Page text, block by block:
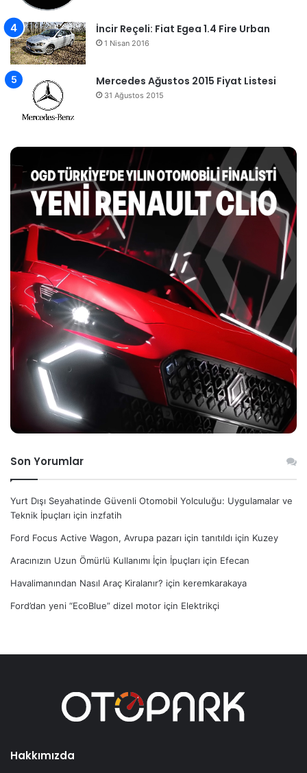
İncir Reçeli: Fiat Egea 1.4 Fire Urban
1 Nisan 2016
Mercedes Ağustos 2015 Fiyat Listesi
31 Ağustos 2015
Son Yorumlar
Yurt Dışı Seyahatinde Güvenli Otomobil Yolculuğu: Uygulamalar ve
Teknik İpuçları için inzfatih
Ford Focus Active Wagon, Avrupa pazarı için tanıtıldı için Kuzey
Aracınızın Uzun Ömürlü Kullanımı İçin İpuçları için Efecan
Havalimanından Nasıl Araç Kiralanır? için keremkarakaya
Ford’dan yeni “EcoBlue” dizel motor için Elektrikçi
Hakkımızda